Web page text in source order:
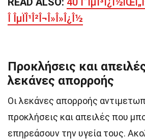
Î ÎµÏÎ¹Î²Î¬Î»Î»Î¿Î½
Προκλήσεις και
λεκάνες απορροής
Οι λεκάνες απορροής
προκλήσεις και απειλές που
επηρεάσουν την υγεία τους.